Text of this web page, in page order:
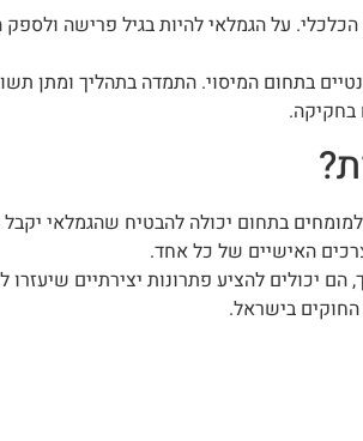
על הגמלאי להיות בגיל פרישה
בתחום המיסוי. התמדה בתהליך ומתן
בחקיקה.
בתחום יכולה להבטיח שהגמלאי
האישיים של כל אחד.
הם יכולים להציע פתרונות יצירתיים
החוקים בישראל.